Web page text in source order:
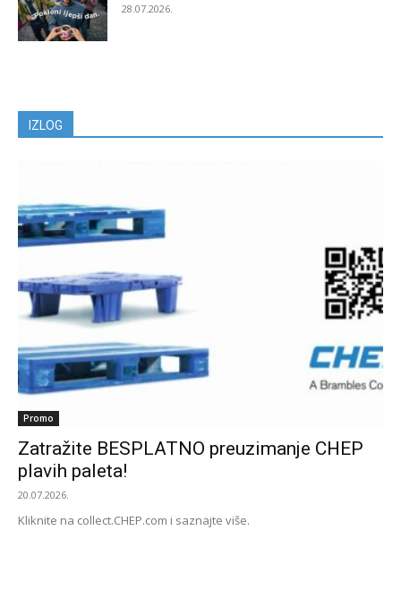
28.07.2026.
IZLOG
Promo
Zatražite BESPLATNO preuzimanje CHEP
plavih paleta!
20.07.2026.
Kliknite na collect.CHEP.com i saznajte više.